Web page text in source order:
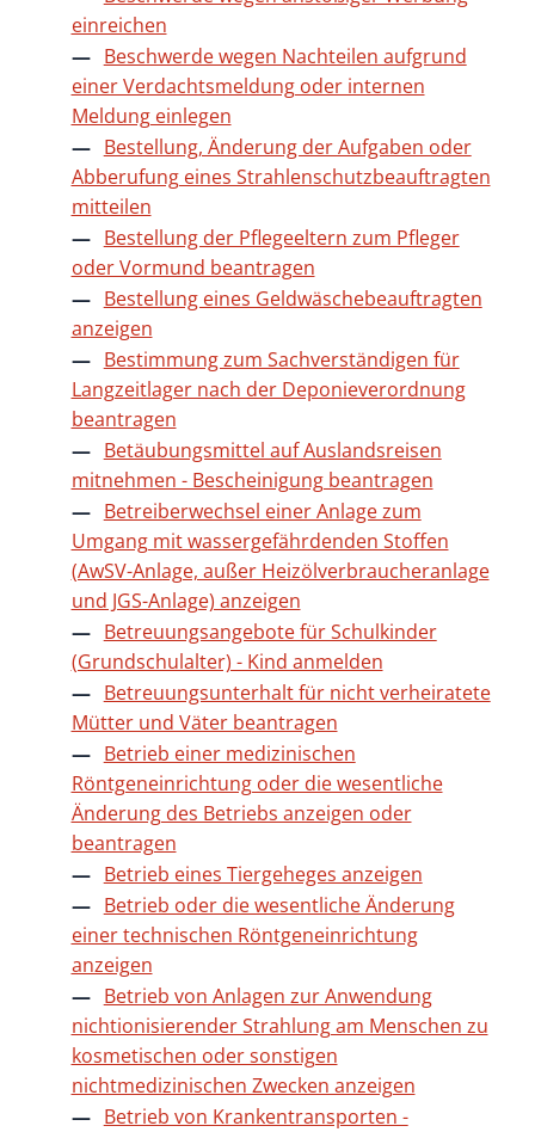
einreichen
Beschwerde wegen Nachteilen aufgrund
einer Verdachtsmeldung oder internen
Meldung einlegen
Bestellung, Änderung der Aufgaben oder
Abberufung eines Strahlenschutzbeauftragten
mitteilen
Bestellung der Pflegeeltern zum Pfleger
oder Vormund beantragen
Bestellung eines Geldwäschebeauftragten
anzeigen
Bestimmung zum Sachverständigen für
Langzeitlager nach der Deponieverordnung
beantragen
Betäubungsmittel auf Auslandsreisen
mitnehmen - Bescheinigung beantragen
Betreiberwechsel einer Anlage zum
Umgang mit wassergefährdenden Stoffen
(AwSV-Anlage, außer Heizölverbraucheranlage
und JGS-Anlage) anzeigen
Betreuungsangebote für Schulkinder
(Grundschulalter) - Kind anmelden
Betreuungsunterhalt für nicht verheiratete
Mütter und Väter beantragen
Betrieb einer medizinischen
Röntgeneinrichtung oder die wesentliche
Änderung des Betriebs anzeigen oder
beantragen
Betrieb eines Tiergeheges anzeigen
Betrieb oder die wesentliche Änderung
einer technischen Röntgeneinrichtung
anzeigen
Betrieb von Anlagen zur Anwendung
nichtionisierender Strahlung am Menschen zu
kosmetischen oder sonstigen
nichtmedizinischen Zwecken anzeigen
Betrieb von Krankentransporten -